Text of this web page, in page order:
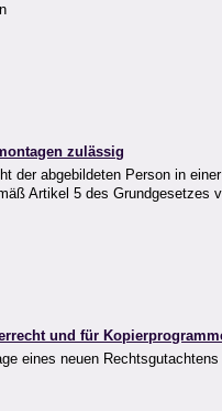
zulässig
der abgebildeten Person in
Artikel 5 des Grundgesetzes
und für
eines neuen